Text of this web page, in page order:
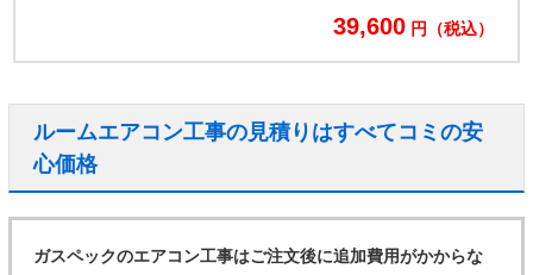
39,600 円（税込）
ルームエアコン工事の見積りはすべてコミの安
心価格
ガスペックのエアコン工事はご注文後に追加費用がかからな